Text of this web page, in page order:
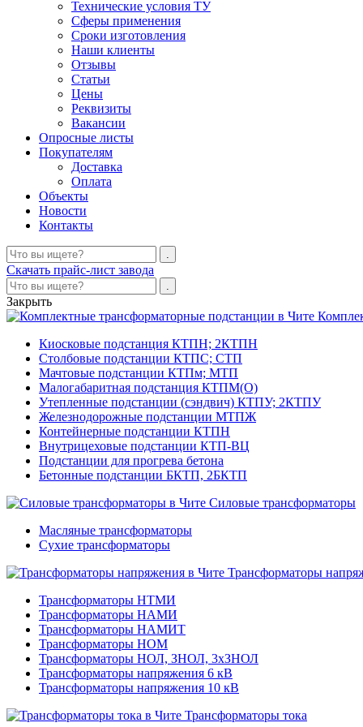
Технические условия ТУ
Сферы применения
Сроки изготовления
Наши клиенты
Отзывы
Статьи
Цены
Реквизиты
Вакансии
Опросные листы
Покупателям
Доставка
Оплата
Объекты
Новости
Контакты
Скачать прайс-лист завода
Закрыть
Киосковые подстанция КТПН; 2КТПН
Столбовые подстанции КТПС; СТП
Мачтовые подстанции КТПм; МТП
Малогабаритная подстанция КТПМ(О)
Утепленные подстанции (сэндвич) КТПУ; 2КТПУ
Железнодорожные подстанции МТПЖ
Контейнерные подстанции КТПН
Внутрицеховые подстанции КТП-ВЦ
Подстанции для прогрева бетона
Бетонные подстанции БКТП, 2БКТП
Силовые трансформаторы
Масляные трансформаторы
Сухие трансформаторы
Трансформаторы
Трансформаторы НТМИ
Трансформаторы НАМИ
Трансформаторы НАМИТ
Трансформаторы НОМ
Трансформаторы НОЛ, ЗНОЛ, 3хЗНОЛ
Трансформаторы напряжения 6 кВ
Трансформаторы напряжения 10 кВ
Трансформаторы тока